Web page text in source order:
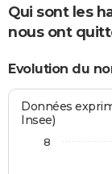
Qui sont les
nous ont
Evolution du
Données
Insee)
8